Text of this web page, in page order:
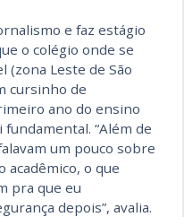
e faz estágio
o colégio onde se
(zona Leste de São
cursinho de
ano do ensino
“Além de
um pouco sobre
acadêmico, o que
pra que eu
depois”, avalia.